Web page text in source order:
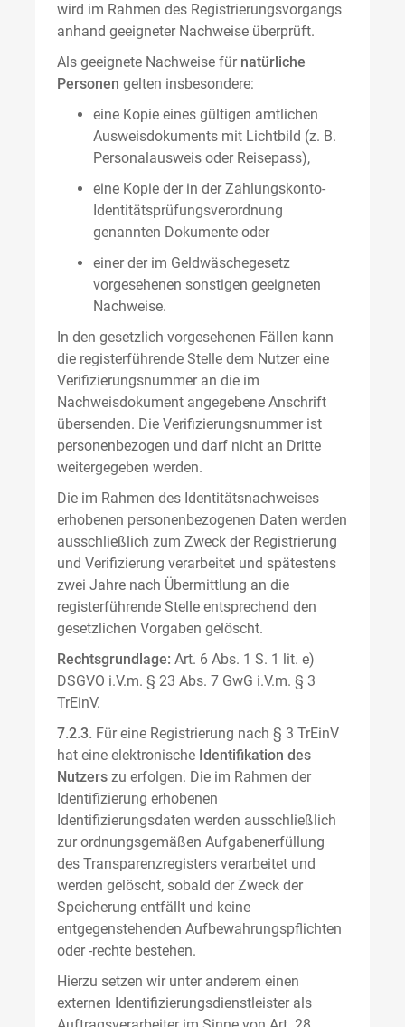
wird im Rahmen des Registrierungsvorgangs
anhand geeigneter Nachweise überprüft.
Als geeignete Nachweise für natürliche
Personen gelten insbesondere:
eine Kopie eines gültigen amtlichen
Ausweisdokuments mit Lichtbild (z. B.
Personalausweis oder Reisepass),
eine Kopie der in der Zahlungskonto-
Identitätsprüfungsverordnung
genannten Dokumente oder
einer der im Geldwäschegesetz
vorgesehenen sonstigen geeigneten
Nachweise.
In den gesetzlich vorgesehenen Fällen kann
die registerführende Stelle dem Nutzer eine
Verifizierungsnummer an die im
Nachweisdokument angegebene Anschrift
übersenden. Die Verifizierungsnummer ist
personenbezogen und darf nicht an Dritte
weitergegeben werden.
Die im Rahmen des Identitätsnachweises
erhobenen personenbezogenen Daten werden
ausschließlich zum Zweck der Registrierung
und Verifizierung verarbeitet und spätestens
zwei Jahre nach Übermittlung an die
registerführende Stelle entsprechend den
gesetzlichen Vorgaben gelöscht.
Rechtsgrundlage: Art. 6 Abs. 1 S. 1 lit. e)
DSGVO i.V.m. § 23 Abs. 7 GwG i.V.m. § 3
TrEinV.
7.2.3. Für eine Registrierung nach § 3 TrEinV
hat eine elektronische Identifikation des
Nutzers zu erfolgen. Die im Rahmen der
Identifizierung erhobenen
Identifizierungsdaten werden ausschließlich
zur ordnungsgemäßen Aufgabenerfüllung
des Transparenzregisters verarbeitet und
werden gelöscht, sobald der Zweck der
Speicherung entfällt und keine
entgegenstehenden Aufbewahrungspflichten
oder -rechte bestehen.
Hierzu setzen wir unter anderem einen
externen Identifizierungsdienstleister als